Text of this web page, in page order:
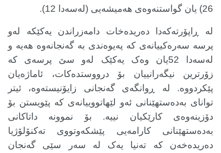
26) یان گواستنەوەی هەمیشەیی (لەسەدا 12)
.
لە ڕاپۆرتەکەدا دەریدەخات دامەزراندن یەکێکە لەو
پرسە سەرەکییانەی کە پەیوەندی بە گەنجانەوە هەیە و
لەسەدا 52یان وەک یەکێک لەو سێ پرسەی کە
زۆرترین نیگەرانییان بۆ درووستدەکات، ئاماژەیان
پێکردووە. لە ڕوانگەی گەنجانی زایۆنیستەوە، ئیتر
توانای بەدەستهێنانی ئەو لێهاتووییانەی کە پێویستن بۆ
دۆزینەوەی کارێکیان نییە. بۆ نموونە داتاکانی
بەدەستهێنانی کارامەیی پێشکەوتووی تەکنۆلۆژیا
دەریدەخەن کە تەنیا یەک لە سەر سێی گەنجان